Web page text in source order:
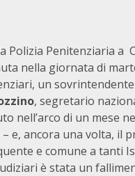
Polizia Penitenziaria a
nella giornata di
un
, segretario
nell’arco di un mese
e, ancora una volta, il
e comune a tanti
è stata un